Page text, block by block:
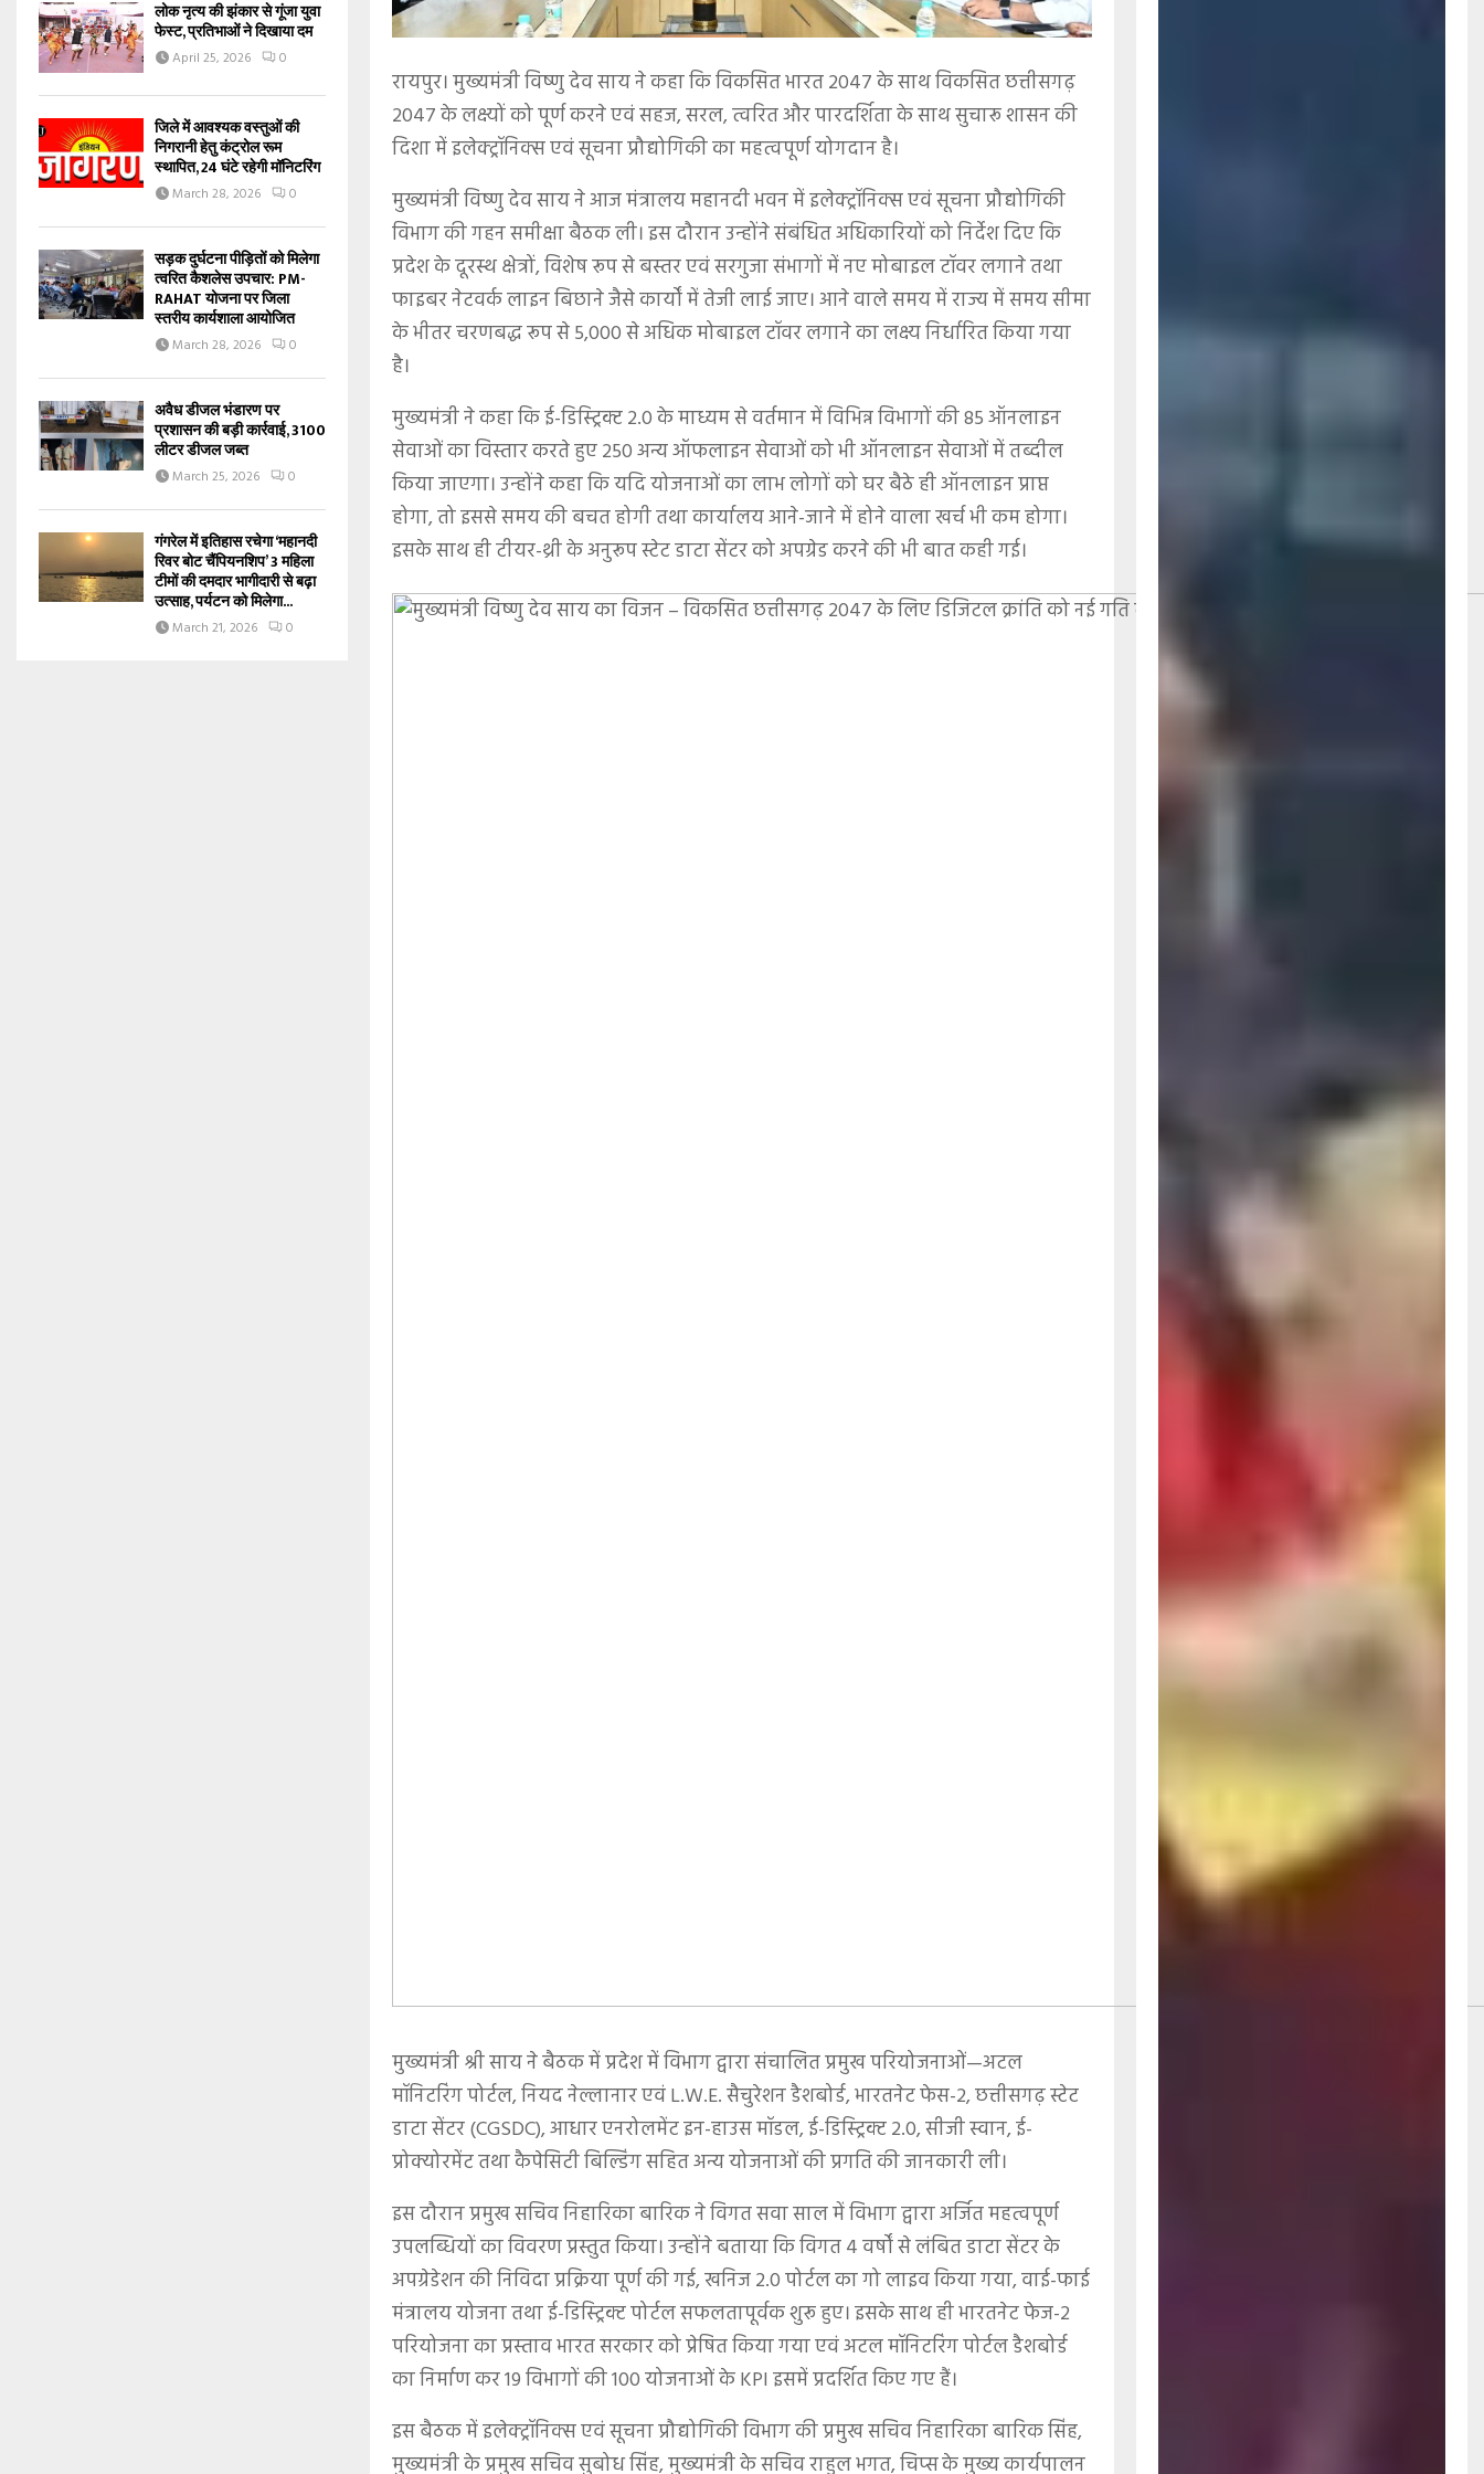
रायपुर। मुख्यमंत्री विष्णु देव साय ने कहा कि विकसित भारत 2047 के साथ विकसित छत्तीसगढ़
2047 के लक्ष्यों को पूर्ण करने एवं सहज, सरल, त्वरित और पारदर्शिता के साथ सुचारू शासन की
दिशा में इलेक्ट्रॉनिक्स एवं सूचना प्रौद्योगिकी का महत्वपूर्ण योगदान है।
मुख्यमंत्री विष्णु देव साय ने आज मंत्रालय महानदी भवन में इलेक्ट्रॉनिक्स एवं सूचना प्रौद्योगिकी
विभाग की गहन समीक्षा बैठक ली। इस दौरान उन्होंने संबंधित अधिकारियों को निर्देश दिए कि
प्रदेश के दूरस्थ क्षेत्रों, विशेष रूप से बस्तर एवं सरगुजा संभागों में नए मोबाइल टॉवर लगाने तथा
फाइबर नेटवर्क लाइन बिछाने जैसे कार्यों में तेजी लाई जाए। आने वाले समय में राज्य में समय सीमा
के भीतर चरणबद्ध रूप से 5,000 से अधिक मोबाइल टॉवर लगाने का लक्ष्य निर्धारित किया गया
है।
मुख्यमंत्री ने कहा कि ई-डिस्ट्रिक्ट 2.0 के माध्यम से वर्तमान में विभिन्न विभागों की 85 ऑनलाइन
सेवाओं का विस्तार करते हुए 250 अन्य ऑफलाइन सेवाओं को भी ऑनलाइन सेवाओं में तब्दील
किया जाएगा। उन्होंने कहा कि यदि योजनाओं का लाभ लोगों को घर बैठे ही ऑनलाइन प्राप्त
होगा, तो इससे समय की बचत होगी तथा कार्यालय आने-जाने में होने वाला खर्च भी कम होगा।
इसके साथ ही टीयर-थ्री के अनुरूप स्टेट डाटा सेंटर को अपग्रेड करने की भी बात कही गई।
मुख्यमंत्री श्री साय ने बैठक में प्रदेश में विभाग द्वारा संचालित प्रमुख परियोजनाओं—अटल
मॉनिटरिंग पोर्टल, नियद नेल्लानार एवं L.W.E. सैचुरेशन डैशबोर्ड, भारतनेट फेस-2, छत्तीसगढ़ स्टेट
डाटा सेंटर (CGSDC), आधार एनरोलमेंट इन-हाउस मॉडल, ई-डिस्ट्रिक्ट 2.0, सीजी स्वान, ई-
प्रोक्योरमेंट तथा कैपेसिटी बिल्डिंग सहित अन्य योजनाओं की प्रगति की जानकारी ली।
इस दौरान प्रमुख सचिव निहारिका बारिक ने विगत सवा साल में विभाग द्वारा अर्जित महत्वपूर्ण
उपलब्धियों का विवरण प्रस्तुत किया। उन्होंने बताया कि विगत 4 वर्षों से लंबित डाटा सेंटर के
अपग्रेडेशन की निविदा प्रक्रिया पूर्ण की गई, खनिज 2.0 पोर्टल का गो लाइव किया गया, वाई-फाई
मंत्रालय योजना तथा ई-डिस्ट्रिक्ट पोर्टल सफलतापूर्वक शुरू हुए। इसके साथ ही भारतनेट फेज-2
परियोजना का प्रस्ताव भारत सरकार को प्रेषित किया गया एवं अटल मॉनिटरिंग पोर्टल डैशबोर्ड
का निर्माण कर 19 विभागों की 100 योजनाओं के KPI इसमें प्रदर्शित किए गए हैं।
इस बैठक में इलेक्ट्रॉनिक्स एवं सूचना प्रौद्योगिकी विभाग की प्रमुख सचिव निहारिका बारिक सिंह,
मुख्यमंत्री के प्रमुख सचिव सुबोध सिंह, मुख्यमंत्री के सचिव राहुल भगत, चिप्स के मुख्य कार्यपालन
लोक नृत्य की झंकार से गूंजा युवा
फेस्ट, प्रतिभाओं ने दिखाया दम
April 25, 2026 0
जिले में आवश्यक वस्तुओं की
निगरानी हेतु कंट्रोल रूम
स्थापित, 24 घंटे रहेगी मॉनिटरिंग
March 28, 2026 0
सड़क दुर्घटना पीड़ितों को मिलेगा
त्वरित कैशलेस उपचार: PM-
RAHAT योजना पर जिला
स्तरीय कार्यशाला आयोजित
March 28, 2026 0
अवैध डीजल भंडारण पर
प्रशासन की बड़ी कार्रवाई, 3100
लीटर डीजल जब्त
March 25, 2026 0
गंगरेल में इतिहास रचेगा ‘महानदी
रिवर बोट चैंपियनशिप’ 3 महिला
टीमों की दमदार भागीदारी से बढ़ा
उत्साह, पर्यटन को मिलेगा...
March 21, 2026 0